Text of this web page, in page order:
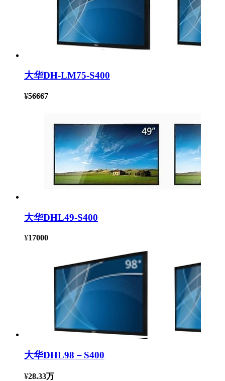
大华DH-LM75-S400
¥56667
大华DHL49-S400
¥17000
大华DHL98－S400
¥28.33万